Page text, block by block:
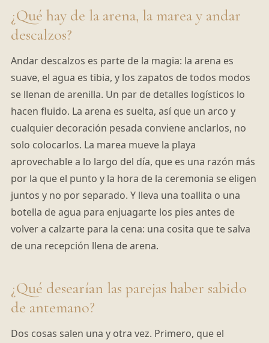
¿Qué hay de la arena, la marea y andar
descalzos?
Andar descalzos es parte de la magia: la arena es
suave, el agua es tibia, y los zapatos de todos modos
se llenan de arenilla. Un par de detalles logísticos lo
hacen fluido. La arena es suelta, así que un arco y
cualquier decoración pesada conviene anclarlos, no
solo colocarlos. La marea mueve la playa
aprovechable a lo largo del día, que es una razón más
por la que el punto y la hora de la ceremonia se eligen
juntos y no por separado. Y lleva una toallita o una
botella de agua para enjuagarte los pies antes de
volver a calzarte para la cena: una cosita que te salva
de una recepción llena de arena.
¿Qué desearían las parejas haber sabido
de antemano?
Dos cosas salen una y otra vez. Primero, que el